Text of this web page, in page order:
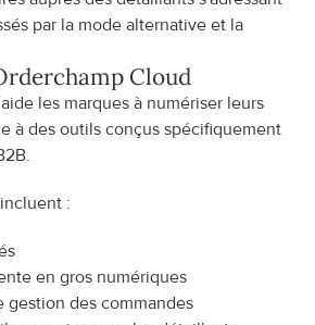
par la mode alternative et la
Cloud
les marques à numériser leurs
à des outils conçus spécifiquement
:
en gros numériques
gestion des commandes